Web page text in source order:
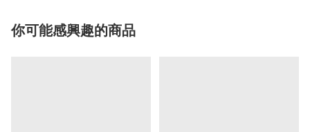
你可能感興趣的商品